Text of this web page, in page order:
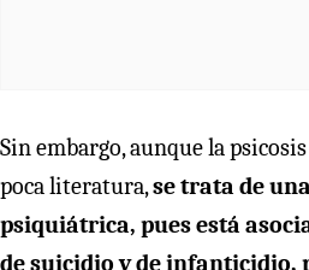
Sin embargo, aunque la
poca literatura,se trata de
psiquiátrica, pues está
de suicidio y de infanticidio,